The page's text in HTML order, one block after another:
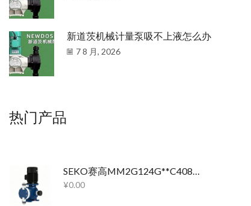
新道茨机械计量泵吸不上液怎么办
7 8 月, 2026
热门产品
SEKO赛高MM2G124G**C40800机械隔膜计量泵
¥0.00